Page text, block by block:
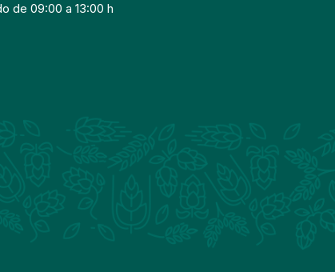
de 09:00 a 13:00 h